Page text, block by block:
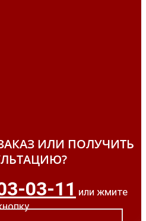
ИЛИ ПОЛУЧИТЬ
03-11 или жмите